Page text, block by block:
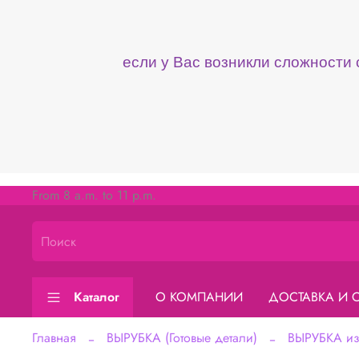
если у Вас возникли
From 8 a.m. to 11 p.m.
Каталог О КОМПАНИИ ДОСТАВКА И
Главная ВЫРУБКА (Готовые детали) ВЫРУБКА